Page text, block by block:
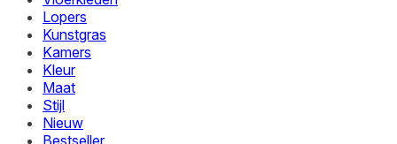
Lopers
Kunstgras
Kamers
Kleur
Maat
Stijl
Nieuw
Bestseller